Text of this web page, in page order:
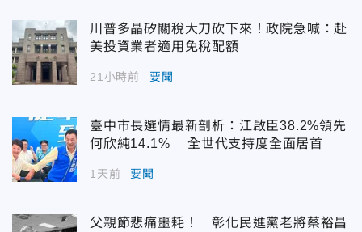
川普多晶矽關稅大刀砍下來！政院急喊：赴
美投資業者適用免稅配額
21小時前 要聞
臺中市長選情最新剖析：江啟臣38.2%領先
何欣純14.1% 全世代支持度全面居首
1天前 要聞
父親節悲痛噩耗！ 彰化民進黨老將蔡裕昌